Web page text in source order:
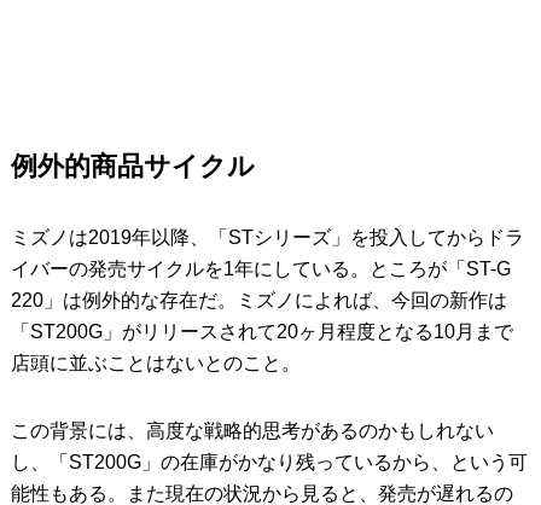
例外的商品サイクル
ミズノは2019年以降、「STシリーズ」を投入してからドラ
イバーの発売サイクルを1年にしている。ところが「ST-G
220」は例外的な存在だ。ミズノによれば、今回の新作は
「ST200G」がリリースされて20ヶ月程度となる10月まで
店頭に並ぶことはないとのこと。
この背景には、高度な戦略的思考があるのかもしれない
し、「ST200G」の在庫がかなり残っているから、という可
能性もある。また現在の状況から見ると、発売が遅れるの